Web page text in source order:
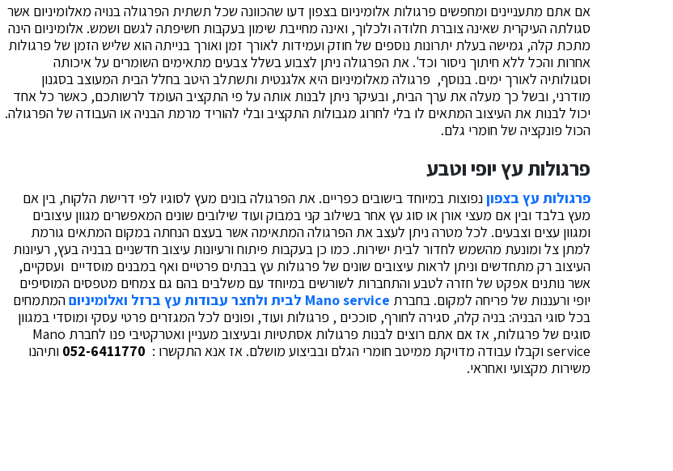
אם אתם מתעניינים ומחפשים פרגולות אלומיניום בצפון דעו שהכוונה שכל תשתית הפרגולה בנויה מאלומיניום אשר
סגולתה העיקרית שאינה צוברת חלודה ולכלוך, ואינה מחייבת שימון בעקבות חשיפתה לגשם ושמש. אלומיניום הינה
מתכת קלה, גמישה בעלת יתרונות נוספים של חוזק ועמידות לאורך זמן ואורך בנייתה הוא שליש הזמן של פרגולות
אחרות והכל ללא חיתוך ניסור וכד'. את הפרגולה ניתן לצבוע בשלל צבעים מתאימים השומרים על איכותה
וסגולותיה לאורך ימים. בנוסף, פרגולה מאלומיניום היא אלגנטית ותשתלב היטב בחלל הבית המעוצב בסגנון
מודרני, ובשל כך מעלה את ערך הבית, ובעיקר ניתן לבנות אותה על פי התקציב העומד לרשותכם, כאשר כל אחד
יכול לבנות את העיצוב המתאים לו בלי לחרוג מגבולות התקציב ובלי להוריד מרמת הבניה או העבודה של הפרגולה.
הכול פונקציה של חומרי גלם.
פרגולות עץ יופי וטבע
פרגולות עץ בצפוןנפוצות במיוחד בישובים כפריים. את הפרגולה בונים מעץ לסוגיו לפי דרישת הלקוח, בין אם
מעץ בלבד ובין אם מעצי אורן או סוג עץ אחר בשילוב קני במבוק ועוד שילובים שונים המאפשרים מגוון עיצובים
ומגוון עצים וצבעים. לכל מטרה ניתן לעצב את הפרגולה המתאימה אשר בעצם הנחתה במקום המתאים גורמת
למתן צל ומונעת מהשמש לחדור לבית ישירות. כמו כן בעקבות פיתוח ורעיונות עיצוב חדשניים בבניה בעץ, רעיונות
העיצוב רק מתחדשים וניתן לראות עיצובים שונים של פרגולות עץ בבתים פרטיים ואף במבנים מוסדיים ועסקיים,
אשר נותנים אפקט של חזרה לטבע והתחברות לשורשים במיוחד עם משלבים בהם גם צמחים מטפסים המוסיפים
יופי ורעננות של פריחה למקום. בחברת Mano service לבית ולחצר עבודות עץ ברזל ואלומיניוםהמתמחים
בכל סוגי הבניה: בניה קלה, סגירה לחורף, סוככים , פרגולות ועוד, ופונים לכל המגזרים פרטי עסקי ומוסדי במגוון
סוגים של פרגולות, אז אם אתם רוצים לבנות פרגולות אסתטיות ובעיצוב מעניין ואטרקטיבי פנו לחברת Mano
service וקבלו עבודה מדויקת ממיטב חומרי הגלם ובביצוע מושלם. אז אנא התקשרו :
052-6411770 ותיהנו
משירות מקצועי ואחראי.